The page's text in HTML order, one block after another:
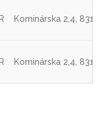
Kominárska 2,4,
Kominárska 2,4,